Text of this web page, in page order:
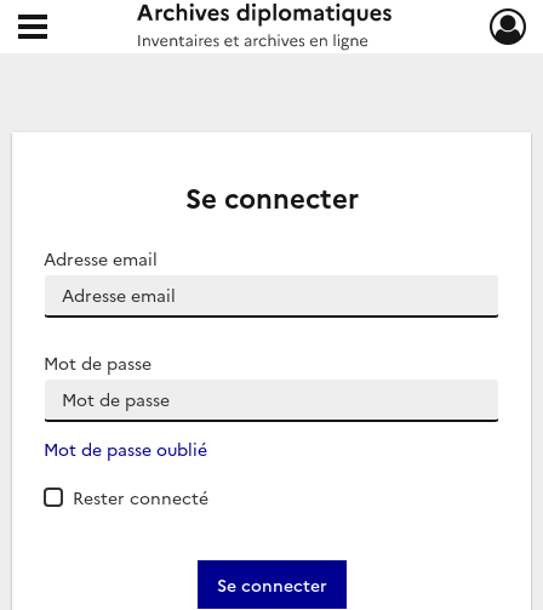
Archives diplomatiques
Ouvrir le menu déroulant
Se connecter
Adresse email
Mot de passe
Mot de passe oublié
Rester connecté
Se connecter